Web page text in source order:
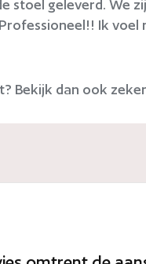
stoel geleverd. We
Ik
Bekijk dan ook